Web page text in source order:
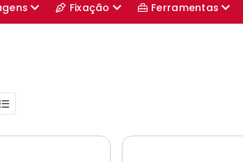
Fixação Ferramentas